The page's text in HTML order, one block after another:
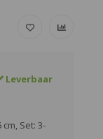
Leverbaar
Set: 3-